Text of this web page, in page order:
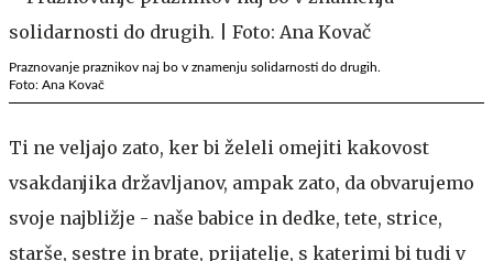
Praznovanje praznikov naj bo v znamenju solidarnosti do drugih.
Foto: Ana Kovač
Ti ne veljajo zato, ker bi želeli omejiti kakovost
vsakdanjika državljanov, ampak zato, da obvarujemo
svoje najbližje - naše babice in dedke, tete, strice,
starše, sestre in brate, prijatelje, s katerimi bi tudi v